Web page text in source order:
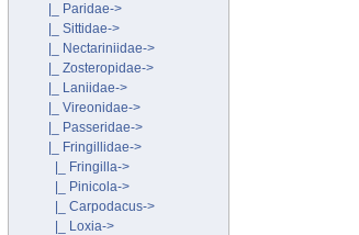
|_ Paridae->
|_ Sittidae->
|_ Nectariniidae->
|_ Zosteropidae->
|_ Laniidae->
|_ Vireonidae->
|_ Passeridae->
|_ Fringillidae->
|_ Fringilla->
|_ Pinicola->
|_ Carpodacus->
|_ Loxia->